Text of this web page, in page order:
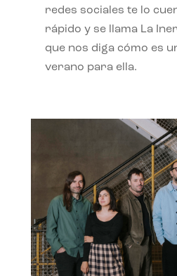
redes sociales te lo
rápido y se llama La
que nos diga cómo es
verano para ella.